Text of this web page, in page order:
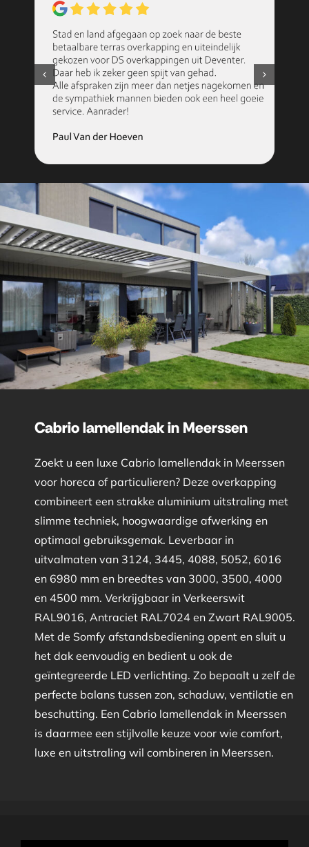
Cabrio lamellendak in Meerssen
Zoekt u een luxe Cabrio lamellendak in Meerssen
voor horeca of particulieren? Deze overkapping
combineert een strakke aluminium uitstraling met
slimme techniek, hoogwaardige afwerking en
optimaal gebruiksgemak. Leverbaar in
uitvalmaten van 3124, 3445, 4088, 5052, 6016
en 6980 mm en breedtes van 3000, 3500, 4000
en 4500 mm. Verkrijgbaar in Verkeerswit
RAL9016, Antraciet RAL7024 en Zwart RAL9005.
Met de Somfy afstandsbediening opent en sluit u
het dak eenvoudig en bedient u ook de
geïntegreerde LED verlichting. Zo bepaalt u zelf de
perfecte balans tussen zon, schaduw, ventilatie en
beschutting. Een Cabrio lamellendak in Meerssen
is daarmee een stijlvolle keuze voor wie comfort,
luxe en uitstraling wil combineren in Meerssen.